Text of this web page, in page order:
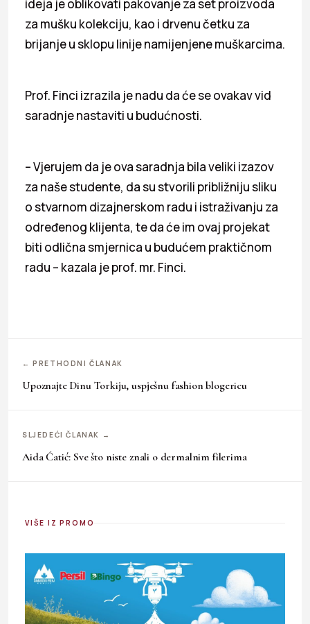
ideja je oblikovati pakovanje za set proizvoda
za mušku kolekciju, kao i drvenu četku za
brijanje u sklopu linije namijenjene muškarcima.
Prof. Finci izrazila je nadu da će se ovakav vid
saradnje nastaviti u budućnosti.
– Vjerujem da je ova saradnja bila veliki izazov
za naše studente, da su stvorili približniju sliku
o stvarnom dizajnerskom radu i istraživanju za
određenog klijenta, te da će im ovaj projekat
biti odlična smjernica u budućem praktičnom
radu – kazala je prof. mr. Finci.
← PRETHODNI ČLANAK
Upoznajte Dinu Torkiju, uspješnu fashion blogericu
SLJEDEĆI ČLANAK →
Aida Ćatić: Sve što niste znali o dermalnim filerima
VIŠE IZ PROMO